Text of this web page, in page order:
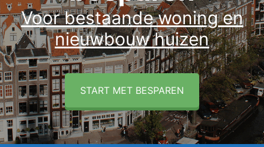
Voor bestaande woning en
nieuwbouw huizen
START MET BESPAREN